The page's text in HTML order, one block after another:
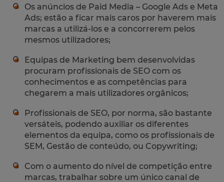
Os anúncios de Paid Media – Google Ads e Meta
Ads; estão a ficar mais caros por haverem mais
marcas a utilizá-los e a concorrerem pelos
mesmos utilizadores;
Equipas de Marketing bem desenvolvidas
procuram profissionais de SEO com os
conhecimentos e as competências para
chegarem a mais utilizadores orgânicos;
Profissionais de SEO, por norma, são bastante
versáteis, podendo auxiliar os diferentes
elementos da equipa, como os profissionais de
SEM, Gestão de conteúdo, ou Copywriting;
Com o aumento do nível de competição entre
marcas, trabalhar sobre um único canal de